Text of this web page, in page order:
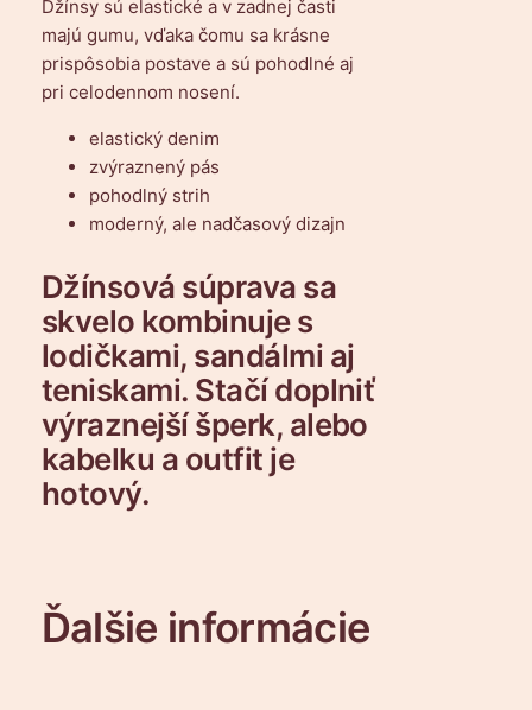
Džínsy sú elastické a v zadnej časti
majú gumu, vďaka čomu sa krásne
prispôsobia postave a sú pohodlné aj
pri celodennom nosení.
elastický denim
zvýraznený pás
pohodlný strih
moderný, ale nadčasový dizajn
Džínsová súprava sa
skvelo kombinuje s
lodičkami, sandálmi aj
teniskami. Stačí doplniť
výraznejší šperk, alebo
kabelku a outfit je
hotový.
Ďalšie informácie